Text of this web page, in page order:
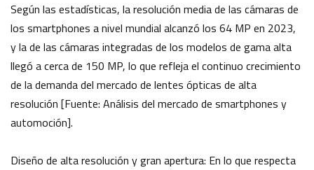
Según las estadísticas, la resolución media de las cámaras de
los smartphones a nivel mundial alcanzó los 64 MP en 2023,
y la de las cámaras integradas de los modelos de gama alta
llegó a cerca de 150 MP, lo que refleja el continuo crecimiento
de la demanda del mercado de lentes ópticas de alta
resolución [Fuente: Análisis del mercado de smartphones y
automoción].
Diseño de alta resolución y gran apertura: En lo que respecta